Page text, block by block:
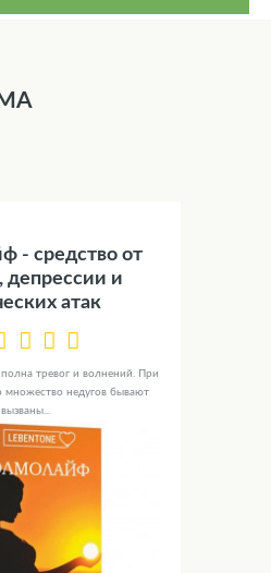
- средство от
депрессии и
атак
тревог и волнений. При
множество недугов бывают
вызваны...